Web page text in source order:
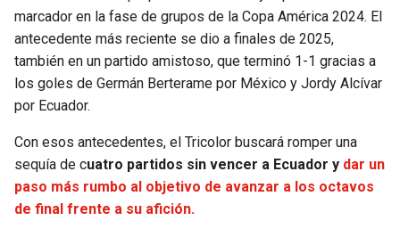
marcador en la fase de grupos de la Copa América 2024. El
antecedente más reciente se dio a finales de 2025,
también en un partido amistoso, que terminó 1-1 gracias a
los goles de Germán Berterame por México y Jordy Alcívar
por Ecuador.
Con esos antecedentes, el Tricolor buscará romper una
sequía de cuatro partidos sin vencer a Ecuador y dar un
paso más rumbo al objetivo de avanzar a los octavos
de final frente a su afición.